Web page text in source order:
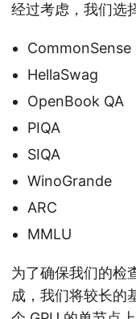
经过考虑，我们选
CommonSense
HellaSwag
OpenBook QA
PIQA
SIQA
WinoGrande
ARC
MMLU
为了确保我们的检
成，我们将较长的